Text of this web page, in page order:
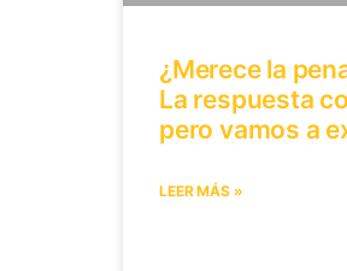
¿Merece la
La respuesta
pero vamos a
LEER MÁS »